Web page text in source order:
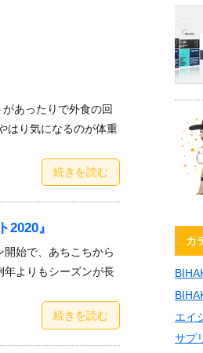
あったりで外食の回
はり気になるのが体重
続きを読む
』
始で、あちこちから
年よりもシーズンが長
続きを読む
カ
エイ
サプ